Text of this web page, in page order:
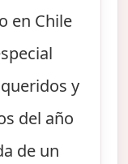
en Chile
y
del año
de un